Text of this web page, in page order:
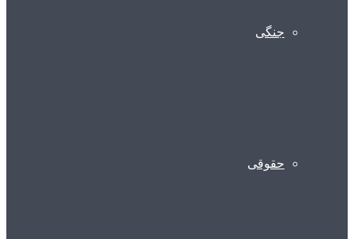
جنگی
حقوقی